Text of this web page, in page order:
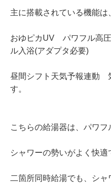
主に搭載されている機能は
おゆピカUV パワフル高
ル入浴(アダプタ必要)
昼間シフト天気予報連動
す。
こちらの給湯器は、パワフ
シャワーの勢いがよく快
二箇所同時給湯でも、シ